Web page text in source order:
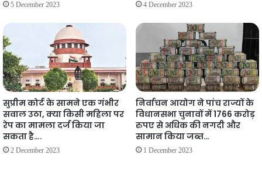
5 December 2023 4 December 2023
सुप्रीम कोर्ट के सामने एक गंभीर
सवाल उठा, क्या किसी महिला पर
रेप का मामला दर्ज किया जा
सकता है….
2 December 2023
निर्वाचन आयोग ने पांच राज्यों के
विधानसभा चुनावों में 1766 करोड़
रुपए से अधिक की नगदी और
सामान किया जब्त…
1 December 2023